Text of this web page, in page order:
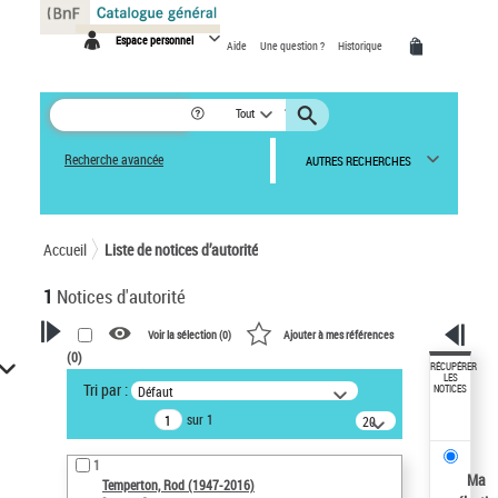
Espace personnel Aide Une question ? Historique
Tout
Recherche avancée AUTRES RECHERCHES
Accueil Liste de notices d’autorité
1 Notices d'autorité
VOTRE RECHERCHE
Recherche avancée dans les
notices d’autorité
Œuvres liées à l'auteur :
Temperton, Rod (1947-2016)
Voir la sélection (0) Ajouter à mes références
(0)
Tri par : Défaut
sur 1
20
résultats/page
1
Temperton, Rod (1947-2016)
RÉCUPÉRER
LES
NOTICES
Ma
Panneau de gestion des cookies